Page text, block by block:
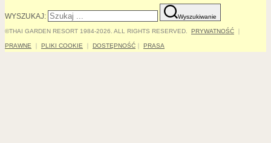
WYSZUKAJ: Wyszukiwanie
©THAI GARDEN RESORT 1984-2026. ALL RIGHTS RESERVED. PRYWATNOŚĆ
PRAWNE PLIKI COOKIE DOSTĘPNOŚĆ PRASA